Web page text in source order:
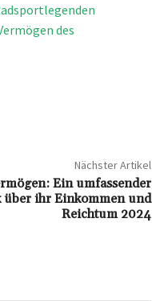
des
Nächster Artikel
Ein umfassender
über ihr Einkommen und
Reichtum 2024